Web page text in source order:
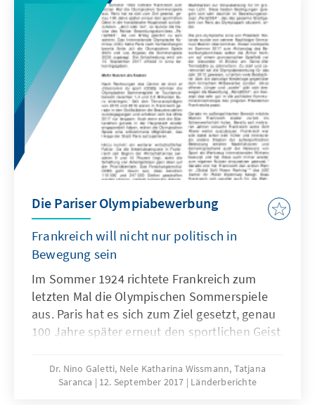
Die Pariser Olympiabewerbung
Frankreich will nicht nur politisch in
Bewegung sein
Im Sommer 1924 richtete Frankreich zum
letzten Mal die Olympischen Sommerspiele
aus. Paris hat es sich zum Ziel gesetzt, genau
100 Jahre später erneut den sportlichen Geist
zurückzuholen. „Jetzt oder nie", so lautete
die Devise des Pariser Bewerbungskomitees
Dr. Nino Galetti, Nele Katharina Wissmann, Tatjana
Saranca
12. September 2017 Länderberichte